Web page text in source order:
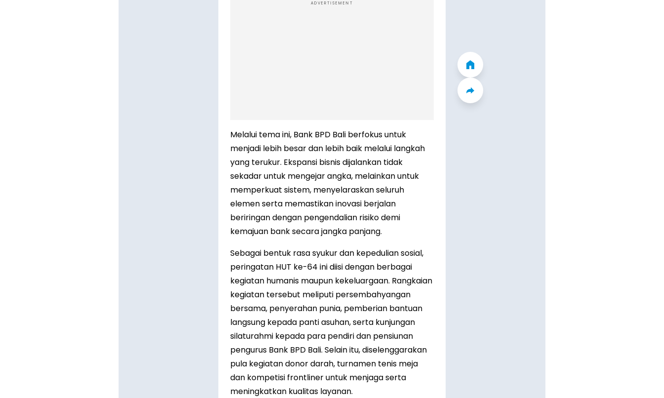
ADVERTISEMENT
Melalui tema ini, Bank BPD Bali berfokus untuk
menjadi lebih besar dan lebih baik melalui langkah
yang terukur. Ekspansi bisnis dijalankan tidak
sekadar untuk mengejar angka, melainkan untuk
memperkuat sistem, menyelaraskan seluruh
elemen serta memastikan inovasi berjalan
beriringan dengan pengendalian risiko demi
kemajuan bank secara jangka panjang.
Sebagai bentuk rasa syukur dan kepedulian sosial,
peringatan HUT ke-64 ini diisi dengan berbagai
kegiatan humanis maupun kekeluargaan. Rangkaian
kegiatan tersebut meliputi persembahyangan
bersama, penyerahan punia, pemberian bantuan
langsung kepada panti asuhan, serta kunjungan
silaturahmi kepada para pendiri dan pensiunan
pengurus Bank BPD Bali. Selain itu, diselenggarakan
pula kegiatan donor darah, turnamen tenis meja
dan kompetisi frontliner untuk menjaga serta
meningkatkan kualitas layanan.